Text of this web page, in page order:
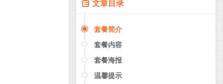
文章目录
套餐简介
套餐内容
套餐海报
温馨提示